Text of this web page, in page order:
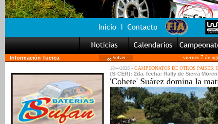
Información Tuerca Volver
viernes 7 de
18/4/2026 - CAMPEONATOS DE OTROS PAISES:
(S-CER): 2da. fecha: Rally de Sierra
'Cohete' Suárez domina la